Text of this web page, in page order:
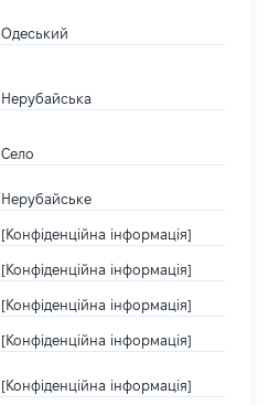
Одеський
Нерубайська
Село
Нерубайське
[Конфіденційна інформація]
[Конфіденційна інформація]
[Конфіденційна інформація]
[Конфіденційна інформація]
[Конфіденційна інформація]